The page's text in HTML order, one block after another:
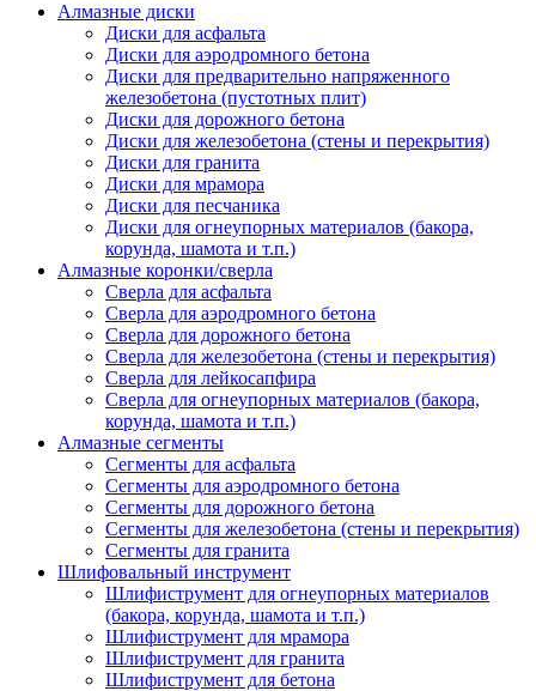
Алмазные диски
Диски для асфальта
Диски для аэродромного бетона
Диски для предварительно напряженного
железобетона (пустотных плит)
Диски для дорожного бетона
Диски для железобетона (стены и перекрытия)
Диски для гранита
Диски для мрамора
Диски для песчаника
Диски для огнеупорных материалов (бакора,
корунда, шамота и т.п.)
Алмазные коронки/сверла
Сверла для асфальта
Сверла для аэродромного бетона
Сверла для дорожного бетона
Сверла для железобетона (стены и перекрытия)
Сверла для лейкосапфира
Сверла для огнеупорных материалов (бакора,
корунда, шамота и т.п.)
Алмазные сегменты
Сегменты для асфальта
Cегменты для аэродромного бетона
Cегменты для дорожного бетона
Сегменты для железобетона (стены и перекрытия)
Сегменты для гранита
Шлифовальный инструмент
Шлифиструмент для огнеупорных материалов
(бакора, корунда, шамота и т.п.)
Шлифиструмент для мрамора
Шлифиструмент для гранита
Шлифиструмент для бетона